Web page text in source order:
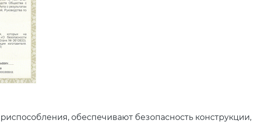
обеспечивают безопасность конструкции,